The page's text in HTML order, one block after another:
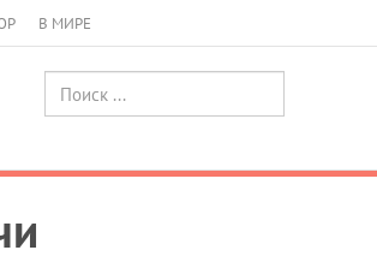
В МИРЕ